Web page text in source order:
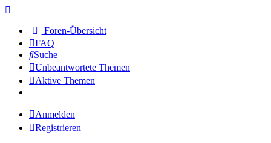
Foren-Übersicht
FAQ
Suche
Unbeantwortete Themen
Aktive Themen
Anmelden
Registrieren